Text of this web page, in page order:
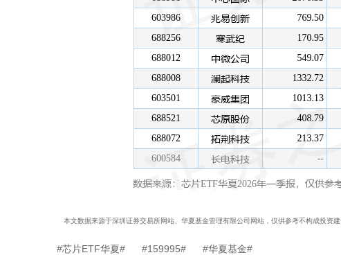
本文数据来源于深圳证券交易所网站、华夏基金管理有限公司网站，仅供参考不构成投资建
#芯片ETF华夏# #159995# #华夏基金#